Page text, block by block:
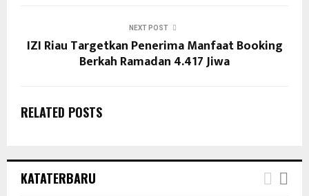
NEXT POST
IZI Riau Targetkan Penerima Manfaat Booking
Berkah Ramadan 4.417 Jiwa
RELATED POSTS
KATATERBARU